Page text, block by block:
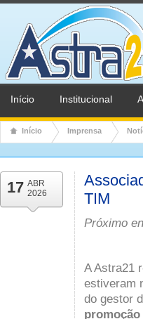
Início Institucional
Início Imprensa
17 ABR
2026
TIM
Próximo
A Astra21
estiveram
do gestor